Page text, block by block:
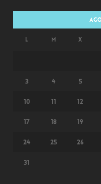
L M X
3 4 5
10 11 12
17 18 19
24 25 26
31